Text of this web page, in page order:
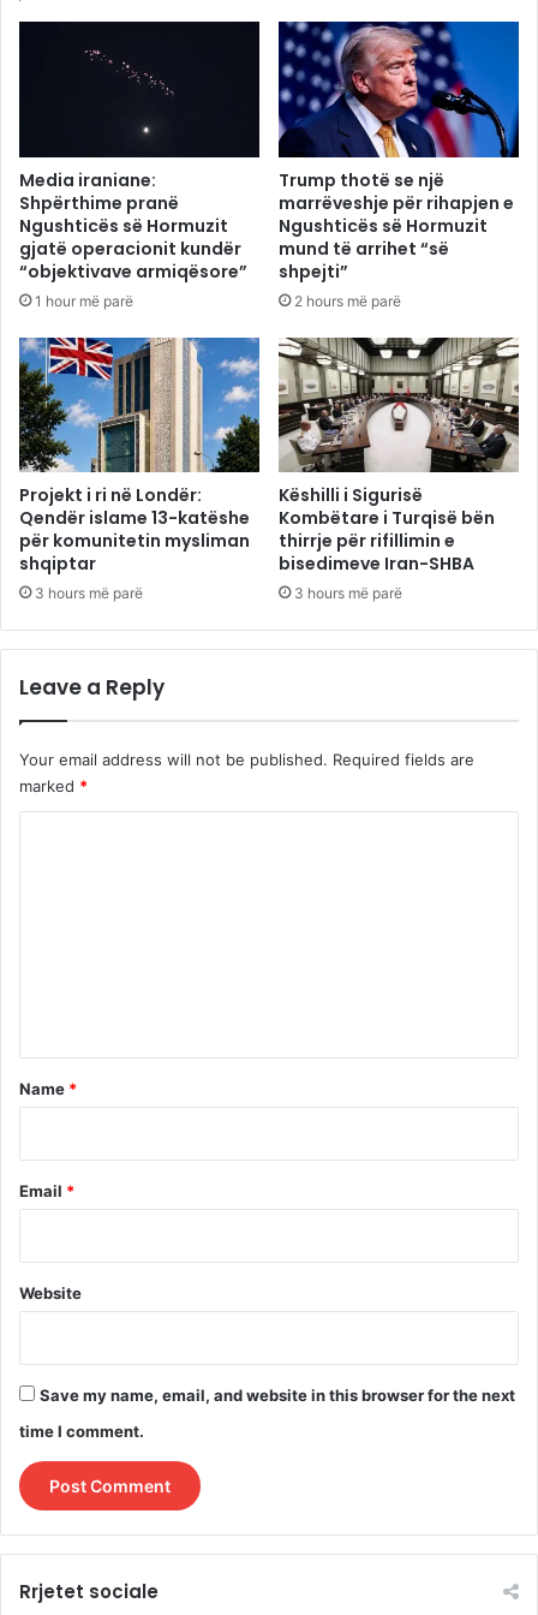
Media iraniane:
Shpërthime pranë
Ngushticës së Hormuzit
gjatë operacionit kundër
“objektivave armiqësore”
1 hour më parë
Trump thotë se një
marrëveshje për rihapjen e
Ngushticës së Hormuzit
mund të arrihet “së
shpejti”
2 hours më parë
Projekt i ri në Londër:
Qendër islame 13-katëshe
për komunitetin mysliman
shqiptar
3 hours më parë
Këshilli i Sigurisë
Kombëtare i Turqisë bën
thirrje për rifillimin e
bisedimeve Iran-SHBA
3 hours më parë
Leave a Reply
Your email address will not be published. Required fields are
marked *
*
Name *
Email *
Website
Save my name, email, and website in this browser for the next
time I comment.
Rrjetet sociale